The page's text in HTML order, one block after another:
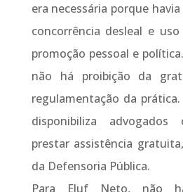
era necessária porque
concorrência desleal e
promoção pessoal e
não há proibição da
regulamentação da
disponibiliza advogados
prestar assistência
da Defensoria Pública.
Para Eluf Neto, não